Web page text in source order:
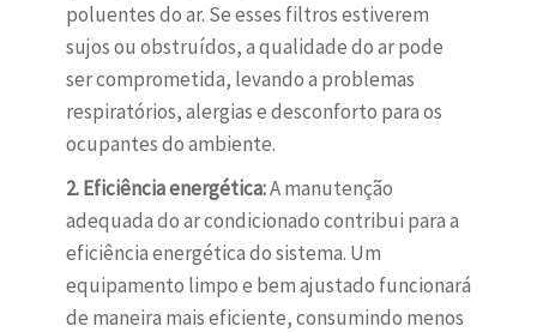
poluentes do ar. Se esses filtros estiverem
sujos ou obstruídos, a qualidade do ar pode
ser comprometida, levando a problemas
respiratórios, alergias e desconforto para os
ocupantes do ambiente.
2. Eficiência energética:A manutenção
adequada do ar condicionado contribui para a
eficiência energética do sistema. Um
equipamento limpo e bem ajustado funcionará
de maneira mais eficiente, consumindo menos